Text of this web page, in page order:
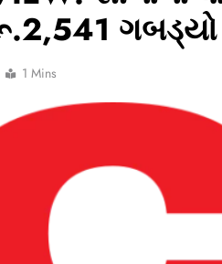
ગબડ્યો
1 Mins